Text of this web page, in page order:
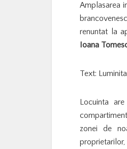
Amplasarea
renuntat la
Ioana
Text:
Locuinta
zonei de
proprietarilor,